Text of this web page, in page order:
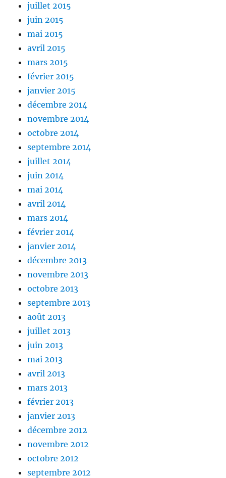
juillet 2015
juin 2015
mai 2015
avril 2015
mars 2015
février 2015
janvier 2015
décembre 2014
novembre 2014
octobre 2014
septembre 2014
juillet 2014
juin 2014
mai 2014
avril 2014
mars 2014
février 2014
janvier 2014
décembre 2013
novembre 2013
octobre 2013
septembre 2013
août 2013
juillet 2013
juin 2013
mai 2013
avril 2013
mars 2013
février 2013
janvier 2013
décembre 2012
novembre 2012
octobre 2012
septembre 2012